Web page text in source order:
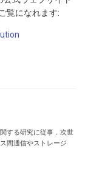
覧になれます:
する研究に従事．次世
間通信やストレージ